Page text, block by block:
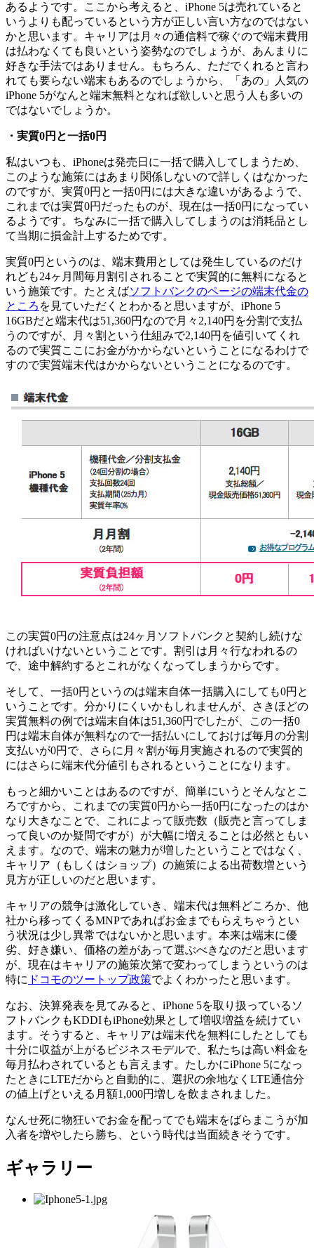
あるようです。ここから考えると、iPhone 5は売れていると
いうよりも配っているという方が正しい言い方なのではない
かと思います。キャリアは月々の通信料で稼ぐので端末費用
は払わなくても良いという姿勢なのでしょうが、あんまりに
好きな手法ではありません。もちろん、ただでくれると言わ
れても要らない端末もあるのでしょうから、「あの」人気の
iPhone 5がなんと端末無料となれば欲しいと思う人も多いの
ではないでしょうか。
・実質0円と一括0円
私はいつも、iPhoneは発売日に一括で購入してしまうため、
このような施策にはあまり関係しないので詳しくはなかった
のですが、実質0円と一括0円には大きな違いがあるようで、
これまでは実質0円だったものが、現在は一括0円になってい
るようです。ちなみに一括で購入してしまうのは消耗品とし
て当期に損金計上するためです。
実質0円というのは、端末費用としては発生しているのだけ
れども24ヶ月間毎月割引されることで実質的に無料になると
いう施策です。たとえばソフトバンクのページの端末代金の
ところ を見ていただくとわかると思いますが、iPhone 5
16GBだと端末代は51,360円なので月々2,140円を分割で支払
うのですが、月々割という仕組みで2,140円を値引いてくれ
るので実質ここにお金がかからないということになるわけで
すので実質端末代はかからないということになるのです。
この実質0円の注意点は24ヶ月ソフトバンクと契約し続けな
ければいけないということです。割引は月々行なわれるの
で、途中解約するとこれがなくなってしまうからです。
そして、一括0円というのは端末自体一括購入にしても0円と
いうことです。分かりにくいかもしれませんが、さきほどの
実質無料の例では端末自体は51,360円でしたが、この一括0
円は端末自体が無料なので一括払いにしておけば毎月の分割
支払いが0円で、さらに月々割が毎月実施されるので実質的
にはさらに端末代分値引もされるということになります。
もっと細かいことはあるのですが、簡単にいうとそんなとこ
ろですから、これまでの実質0円から一括0円になったのはか
なり大きなことで、これによって販売数（販売と言ってしま
って良いのか疑問ですが）が大幅に増えることは必然ともい
えます。なので、端末の魅力が増したということではなく、
キャリア（もしくはショップ）の施策による出荷数増という
見方が正しいのだと思います。
キャリアの競争は激化していき、端末代は無料どころか、他
社から移ってくるMNPであればお金までもらえちゃうとい
う状況は少し異常ではないかと思います。本来は端末に優
劣、好き嫌い、価格の差があって選ぶべきなのだと思います
が、現在はキャリアの施策次第で変わってしまうというのは
特に ドコモのツートップ政策でよくわかったと思います。
なお、決算発表を見てみると、iPhone 5を取り扱っているソ
フトバンクもKDDIもiPhone効果として増収増益を続けてい
ます。そうすると、キャリアは端末代を無料にしたとしても
十分に収益が上がるビジネスモデルで、私たちは高い料金を
毎月払わされているとも言えます。たしかにiPhone 5になっ
たときにLTEだからと自動的に、選択の余地なくLTE通信分
の値上げといえる月額1,000円増しを飲まされました。
なんせ死に物狂いでお金を配ってでも端末をばらまこうが加
入者を増やしたら勝ち、という時代は当面続きそうです。
ギャラリー